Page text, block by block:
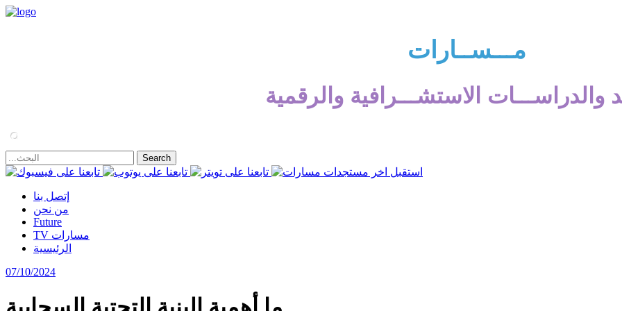
مـــســارات
والدراســـات الاستشـــرافية والرقمية
إتصل بنا
من نحن
Future
TV مسارات
الرئيسية
07/10/2024